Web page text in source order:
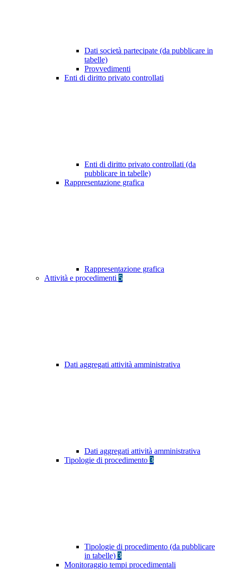
Dati società partecipate (da pubblicare in
tabelle)
Provvedimenti
Enti di diritto privato controllati
Enti di diritto privato controllati (da
pubblicare in tabelle)
Rappresentazione grafica
Rappresentazione grafica
Attività e procedimenti 5
Dati aggregati attività amministrativa
Dati aggregati attività amministrativa
Tipologie di procedimento 3
Tipologie di procedimento (da pubblicare
in tabelle) 3
Monitoraggio tempi procedimentali